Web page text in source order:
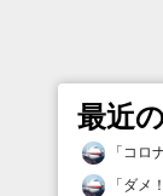
最近
「コロ
「ダメ！